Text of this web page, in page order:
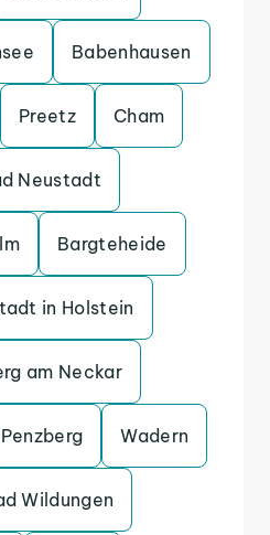
Babenhausen
Preetz Cham
Neustadt
Bargteheide
in Holstein
am Neckar
Penzberg Wadern
Wildungen